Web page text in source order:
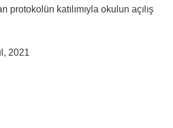
protokolün katılımıyla okulun açılış
2021